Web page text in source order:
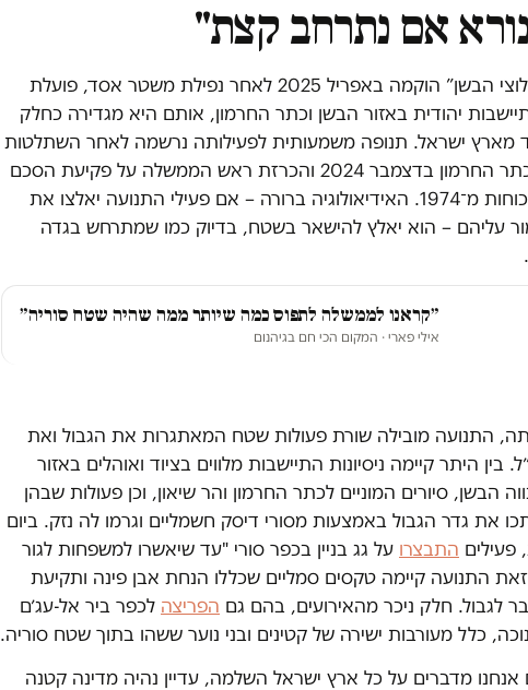
אם נתרחב קצת"
תנועת “חלוצי הבשן” הוקמה באפריל 2025 לאחר נפילת משטר אסד, פועלת
יהודית באזור הבשן וכתר החרמון, אותם היא מגדירה כחלק
מארץ ישראל. תנופה משמעותית לפעילותה נרשמה לאחר השתלטות
צה״ל על כתר החרמון בדצמבר 2024 והכרזת ראש הממשלה על פקיעת הסכם
הפרדת הכוחות מ־1974. האידיאולוגיה ברורה – אם פעילי התנועה יאלצו את
עליהם – הוא יאלץ להישאר בשטח, בדיוק כמו שמתרחש בגדה
״קראנו לממשלה לתפוס כמה שיותר ממה שהיה שטח סוריה״
אילי פארי · המקום הכי חם בגיהנום
התנועה מובילה שורת פעולות שטח המאתגרות את הגבול ואת
בין היתר קיימה ניסיונות התיישבות מלווים בציוד ואוהלים באזור
הבשן, סיורים המוניים לכתר החרמון והר שיאון, וכן פעולות שבהן
את גדר הגבול באמצעות מסורי דיסק חשמליים וגרמו לה נזק. ביום
התבצרו על גג בניין בכפר סורי "עד שיאשרו למשפחות לגור
התנועה קיימה טקסים סמליים שכללו הנחת אבן פינה ותקיעת
לגבול. חלק ניכר מהאירועים, בהם גם הפריצה לכפר ביר אל-עג׳ם
כלל מעורבות ישירה של קטינים ובני נוער ששהו בתוך שטח סוריה.
אנחנו מדברים על כל ארץ ישראל השלמה, עדיין נהיה מדינה קטנה